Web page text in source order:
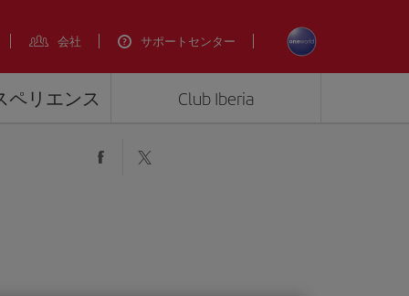
会社 サポートセンター
ペリエンス Club Iberia